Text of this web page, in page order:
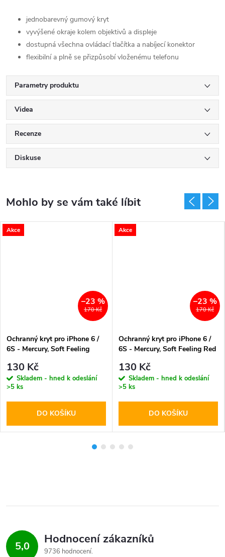
jednobarevný gumový kryt
vyvýšené okraje kolem objektivů a displeje
dostupná všechna ovládací tlačítka a nabíjecí konektor
flexibilní a plně se přizpůsobí vloženému telefonu
Parametry produktu
Videa
Recenze
Diskuse
Akce
170 Kč
–23 %
Ochranný kryt pro iPhone 6 /
6S - Mercury, Soft Feeling
130 Kč
Skladem - hned k odeslání
>5 ks
DO KOŠÍKU
Akce
170 Kč
–23 %
Ochranný kryt pro iPhone 6 /
6S - Mercury, Soft Feeling Red
130 Kč
Skladem - hned k odeslání
>5 ks
DO KOŠÍKU
5,0 Hodnocení zákazníků
9736 hodnocení